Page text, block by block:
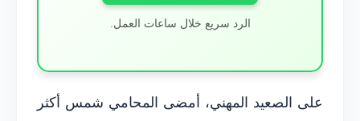
الرد سريع خلال ساعات العمل.
على الصعيد المهني، أمضى المحامي شمس أكثر